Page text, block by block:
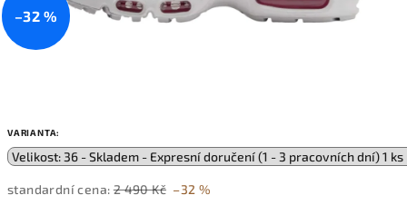
VARIANTA:
standardní cena: 2 490 Kč –32 %
–32 %